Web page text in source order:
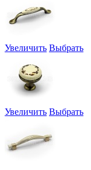
Увеличить Выбрать
Увеличить Выбрать